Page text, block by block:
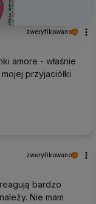
zweryfikowano
amore - właśnie
przyjaciółki
zweryfikowano
bardzo
Nie mam